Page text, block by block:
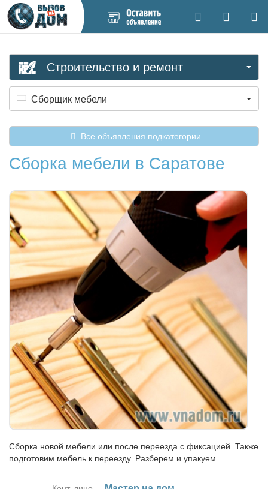
новое
Поиск
Вход на
Строительство и ремонт
Сборщик мебели
Все объявления подкатегории
Сборка мебели в Саратове
Сборка новой мебели или после переезда с фиксацией. Также
подготовим мебель к переезду. Разберем и упакуем.